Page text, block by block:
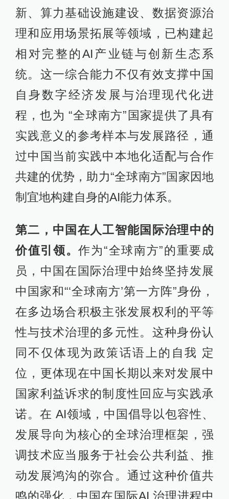
新、算力基础设施建设、数据资源治
理和应用场景拓展等领域，已构建起
相对完整的AI产业链与创新生态系
统。这一综合能力不仅有效支撑中国
自身数字经济发展与治理现代化进
程，也为 “全球南方”国家提供了具有
实践意义的参考样本与发展路径，通
过中国当前实践中本地化适配与合作
共建的优势，助力“全球南方”国家因地
制宜地构建自身的AI能力体系。
第二，中国在人工智能国际治理中的
价值引领。作为“全球南方”的重要成
员，中国在国际治理中始终坚持发展
中国家和“‘全球南方’第一方阵”身份，
在多边场合积极主张发展权利的平等
性与技术治理的多元性。这种身份认
同不仅体现为政策话语上的自我 定
位，更体现在中国长期以来对发展中
国家利益诉求的制度性回应与实践承
诺。在 AI领域，中国倡导以包容性、
发展导向为核心的全球治理框架，强
调技术应当服务于社会公共利益、推
动发展鸿沟的弥合。通过这种价值共
鸣的强化，中国在国际AI 治理进程中